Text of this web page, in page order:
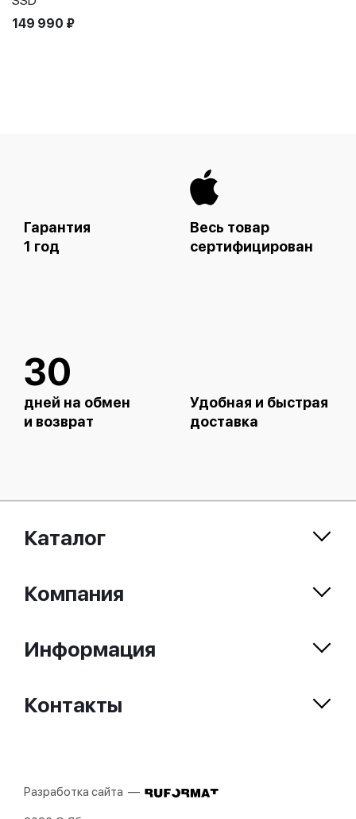
149 990 ₽
Гарантия
1 год
Весь товар
сертифицирован
30
дней на обмен
и возврат
Удобная и быстрая
доставка
Контакты
Каталог
Компания
Информация
Разработка сайта —